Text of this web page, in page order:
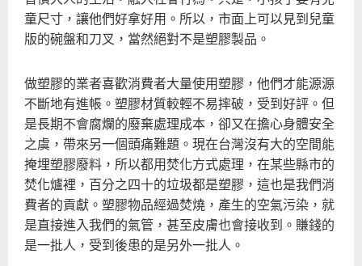
童尺寸，讓他們好拿好用。所以，市面上可以見到兒童
版的碗盤和刀叉，當然絕對不是塑膠製品。
做塑膠的業者喜歡消費者大量使用塑膠，他們才能源源
不斷地有進帳。塑膠材質較輕不易摔破，受到好評。但
是長期不會腐爛的廢棄處理成本，卻又在擔心身體安全
之虞，帶來另一個頭痛難題。現在台灣沒有大的空間能
掩埋塑膠廢料，所以都用焚化方式處理，在某些縣市的
焚化爐裡，百分之四十的垃圾都是塑膠，這也是我們消
費者的貢獻。塑膠物品經過焚燒，產生的空氣污染，就
是直接進入我們的氣管，甚至皮膚也會接收到。賺錢的
是一批人，受到後患的是另外一批人。